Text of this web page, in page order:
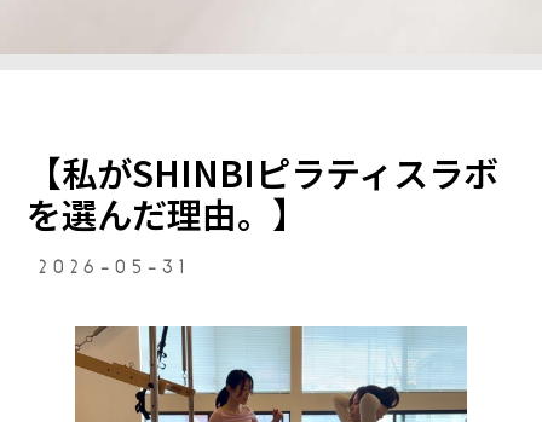
【私がSHINBIピラティスラボ
を選んだ理由。】
2026-05-31